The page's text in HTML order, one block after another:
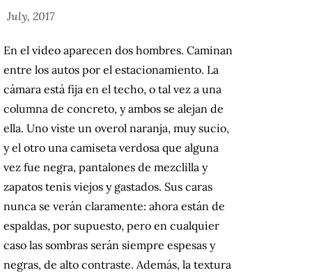
July, 2017
En el video aparecen dos hombres. Caminan
entre los autos por el estacionamiento. La
cámara está fija en el techo, o tal vez a una
columna de concreto, y ambos se alejan de
ella. Uno viste un overol naranja, muy sucio,
y el otro una camiseta verdosa que alguna
vez fue negra, pantalones de mezclilla y
zapatos tenis viejos y gastados. Sus caras
nunca se verán claramente: ahora están de
espaldas, por supuesto, pero en cualquier
caso las sombras serán siempre espesas y
negras, de alto contraste. Además, la textura